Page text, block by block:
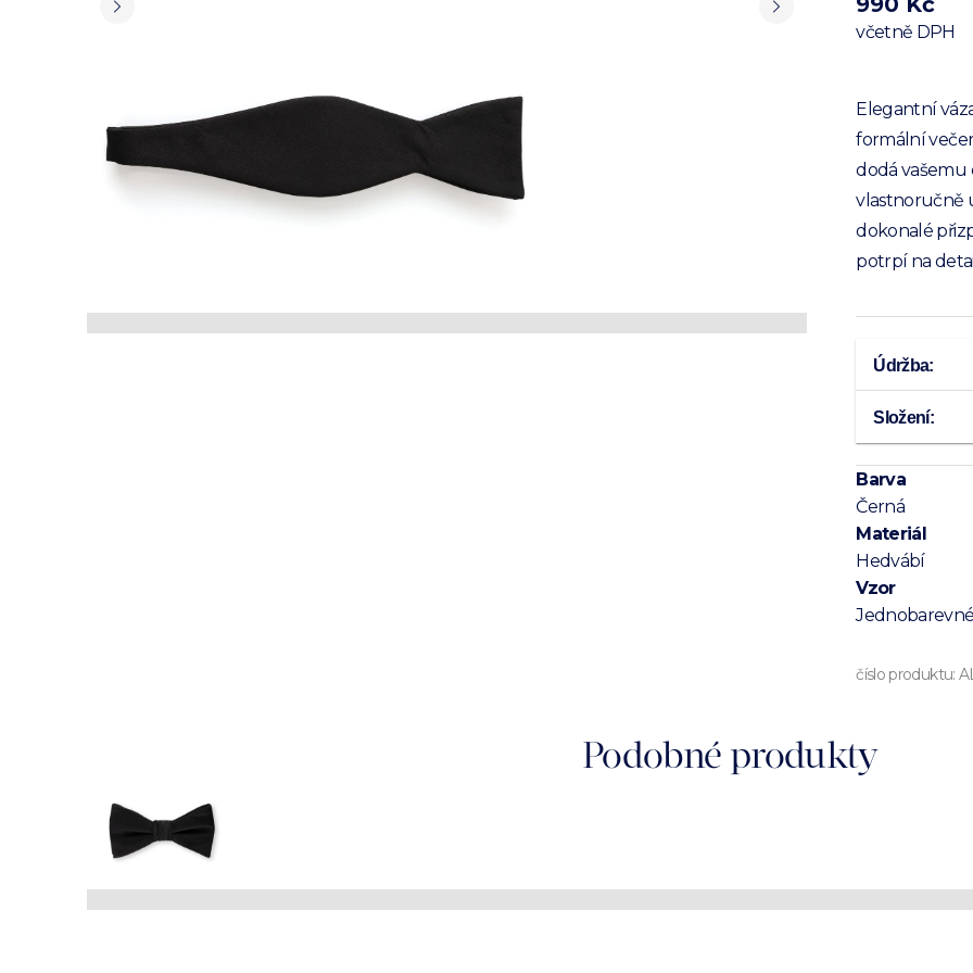
včetně DPH
Elegantní
formální
dodá vašemu
vlastnoručně
dokonalé
potrpí na
Údržba:
Složení:
Barva
Černá
Materiál
Hedvábí
Vzor
Jednobarevné
číslo produktu:
Podobné produkty